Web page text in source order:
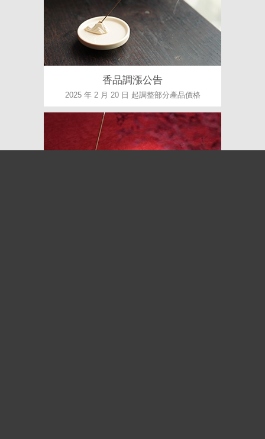
香品調漲公告
2025 年 2 月 20 日 起調整部分產品價格